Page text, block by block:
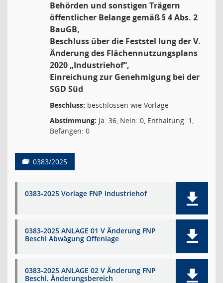
Behörden und sonstigen Trägern
öffentlicher Belange gemäß § 4 Abs. 2
BauGB,
Beschluss über die Feststel lung der V.
Änderung des Flächennutzungsplans
2020 „Industriehof“,
Einreichung zur Genehmigung bei der
SGD Süd
Beschluss: beschlossen wie Vorlage
Abstimmung: Ja: 36, Nein: 0, Enthaltung: 1,
Befangen: 0
0383/2025
0383-2025 Vorlage FNP Industriehof
0383-2025 ANLAGE 01 V Änderung FNP
Beschl Abwägung Offenlage
0383-2025 ANLAGE 02 V Änderung FNP
Beschl. Änderungsbereich